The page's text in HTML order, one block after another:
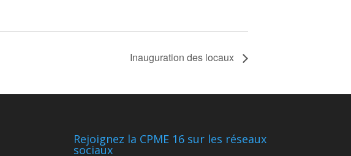
Inauguration des locaux
Rejoignez la CPME 16 sur les réseaux
sociaux